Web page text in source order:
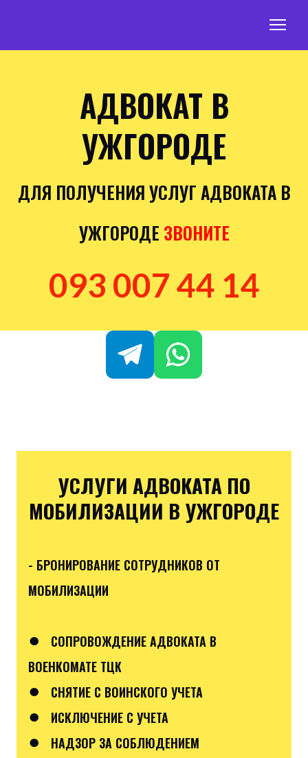
АДВОКАТ В
УЖГОРОДЕ
ДЛЯ ПОЛУЧЕНИЯ УСЛУГ АДВОКАТА В
УЖГОРОДЕ ЗВОНИТЕ
093 007 44 14
УСЛУГИ АДВОКАТА ПО
МОБИЛИЗАЦИИ В УЖГОРОДЕ
- БРОНИРОВАНИЕ СОТРУДНИКОВ ОТ
МОБИЛИЗАЦИИ
●
СОПРОВОЖДЕНИЕ АДВОКАТА В
ВОЕНКОМАТЕ ТЦК
● СНЯТИЕ С ВОИНСКОГО УЧЕТА
● ИСКЛЮЧЕНИЕ С УЧЕТА
●
НАДЗОР ЗА СОБЛЮДЕНИЕМ